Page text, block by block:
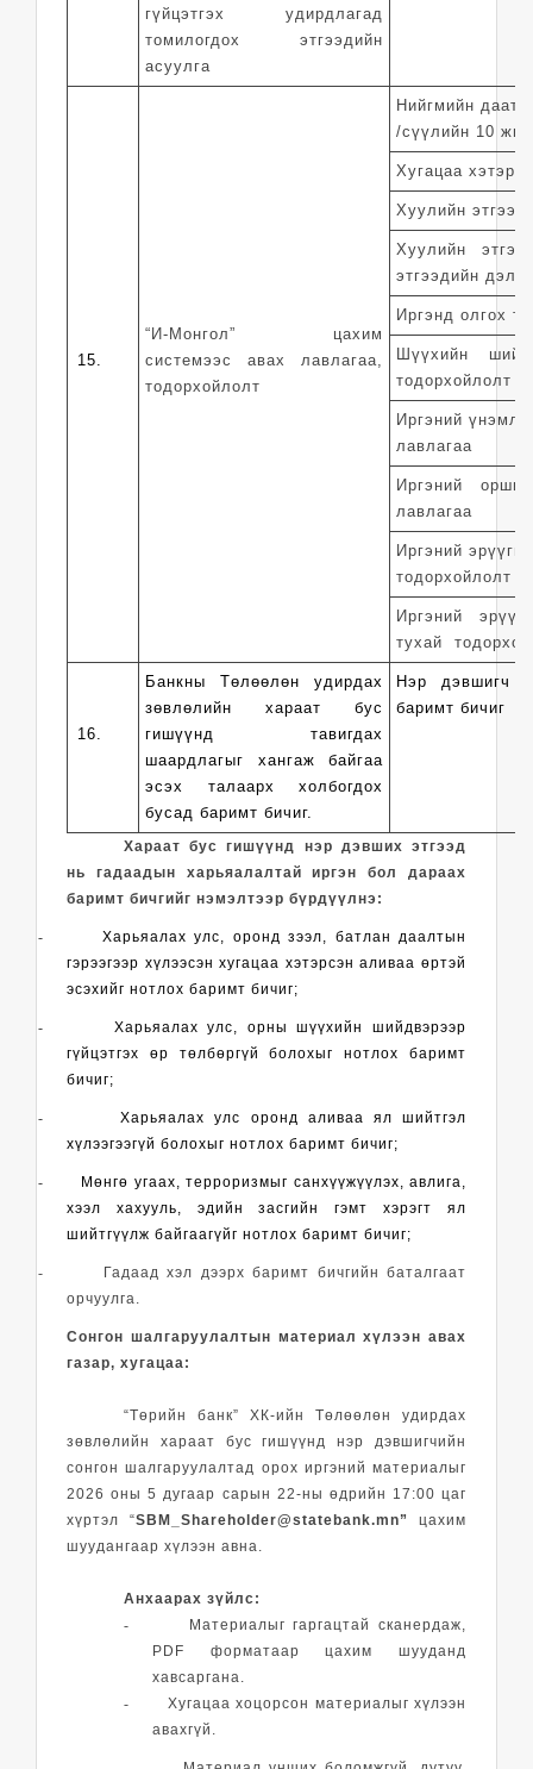
гүйцэтгэх удирдлагад
томилогдох этгээдийн
асуулга
15.
“И-Монгол” цахим
системээс авах лавлагаа,
тодорхойлолт
Нийгмийн
/сүүлийн 10
Хугацаа
Хуулийн этгээд
Хуулийн
этгээдийн
Иргэнд олгох
Шүүхийн
тодорхойлолт
Иргэний
лавлагаа
Иргэний
лавлагаа
Иргэний
тодорхойлолт
Иргэний
тухай
16.
Банкны Төлөөлөн удирдах
зөвлөлийн хараат бус
гишүүнд тавигдах
шаардлагыг хангаж байгаа
эсэх талаарх холбогдох
бусад баримт бичиг.
Нэр дэвшигч
баримт бичиг
Хараат бус гишүүнд нэр дэвших этгээд
нь гадаадын харьяалалтай иргэн бол дараах
баримт бичгийг нэмэлтээр бүрдүүлнэ:
-
Харьяалах улс, оронд зээл, батлан даалтын
гэрээгээр хүлээсэн хугацаа хэтэрсэн аливаа өртэй
эсэхийг нотлох баримт бичиг;
-
Харьяалах улс, орны шүүхийн шийдвэрээр
гүйцэтгэх өр төлбөргүй болохыг нотлох баримт
бичиг;
-
Харьяалах улс оронд аливаа ял шийтгэл
хүлээгээгүй болохыг нотлох баримт бичиг;
-
Мөнгө угаах, терроризмыг санхүүжүүлэх, авлига,
хээл хахууль, эдийн засгийн гэмт хэрэгт ял
шийтгүүлж байгаагүйг нотлох баримт бичиг;
-
Гадаад хэл дээрх баримт бичгийн баталгаат
орчуулга.
Сонгон шалгаруулалтын материал хүлээн авах
газар, хугацаа:
“Төрийн банк” ХК-ийн Төлөөлөн удирдах
зөвлөлийн хараат бус гишүүнд нэр дэвшигчийн
сонгон шалгаруулалтад орох иргэний материалыг
2026 оны 5 дугаар сарын 22-ны өдрийн 17:00 цаг
хүртэл “SBM_Shareholder@statebank.mn”
цахим
шуудангаар хүлээн авна.
Анхаарах зүйлс:
-
Материалыг гаргацтай сканердаж,
PDF форматаар цахим шууданд
хавсаргана.
-
Хугацаа хоцорсон материалыг хүлээн
авахгүй.